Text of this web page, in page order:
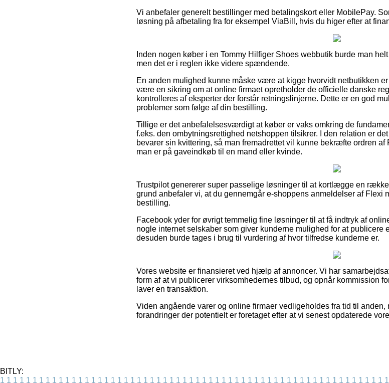
Vi anbefaler generelt bestillinger med betalingskort eller MobilePay.
løsning på afbetaling fra for eksempel ViaBill, hvis du higer efter at
Inden nogen køber i en Tommy Hilfiger Shoes webbutik burde man
men det er i reglen ikke videre spændende.
En anden mulighed kunne måske være at kigge hvorvidt netbutikken
være en sikring om at online firmaet opretholder de officielle danske
kontrolleres af eksperter der forstår retningslinjerne. Dette er en god
problemer som følge af din bestilling.
Tillige er det anbefalelsesværdigt at køber er vaks omkring de
f.eks. den ombytningsrettighed netshoppen tilsikrer. I den relation er
bevarer sin kvittering, så man fremadrettet vil kunne bekræfte ordren
man er på gaveindkøb til en mand eller kvinde.
Trustpilot genererer super passelige løsninger til at kortlægge en
grund anbefaler vi, at du gennemgår e-shoppens anmeldelser af Flexi
bestilling.
Facebook yder for øvrigt temmelig fine løsninger til at få indtryk af
nogle internet selskaber som giver kunderne mulighed for at publicere
desuden burde tages i brug til vurdering af hvor tilfredse kunderne er.
Vores website er finansieret ved hjælp af annoncer. Vi har
form af at vi publicerer virksomhedernes tilbud, og opnår kommission
laver en transaktion.
Viden angående varer og online firmaer vedligeholdes fra tid til anden,
forandringer der potentielt er foretaget efter at vi senest opdaterede
BITLY:
1 1 1 1 1 1 1 1 1 1 1 1 1 1 1 1 1 1 1 1 1 1 1 1 1 1 1 1 1 1 1 1 1 1 1 1 1 1 1 1 1 1 1 1 1 1 1 1 1 1 1 1 1 1 1 1 1 1 1 1